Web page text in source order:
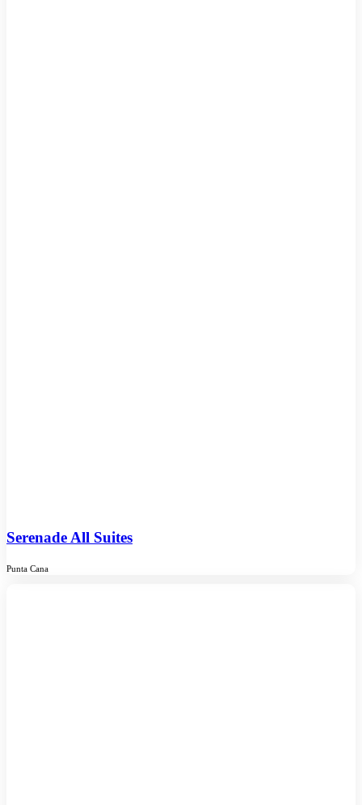
Serenade All Suites
Punta Cana